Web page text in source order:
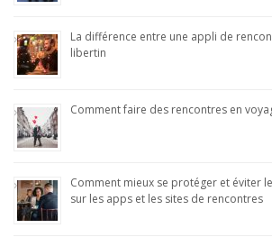
La différence entre une appli de
libertin
Comment faire des rencontres en
Comment mieux se protéger et éviter
sur les apps et les sites de rencontres